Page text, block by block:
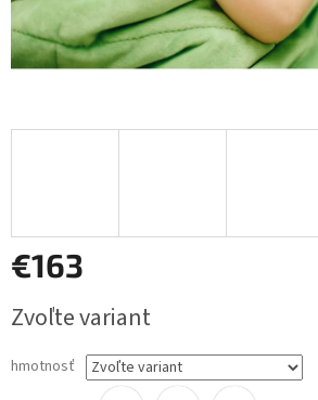
€163
cena:
Zvoľte variant
hmotnosť